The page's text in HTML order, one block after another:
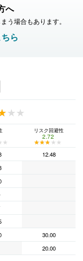
へ
う場合もあります。
ら
リスク回避性
2.72
★★★★★
★★★★★
12.48
30.00
20.00